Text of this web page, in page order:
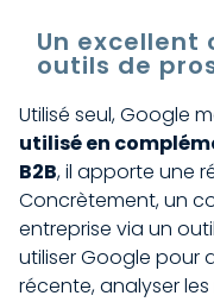
Un excellent
outils de
Utilisé seul, Google
utilisé en
B2B, il apporte une
Concrètement, un
entreprise via un
utiliser Google pour
récente, analyser